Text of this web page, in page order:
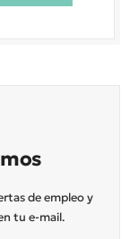
de empleo y
tu e-mail.